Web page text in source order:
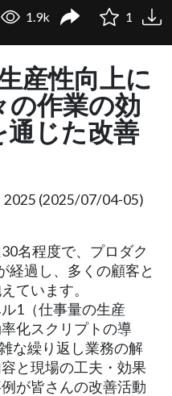
1.9k 1
産性向上に
の作業の効
通じた改善
(2025/07/04-05)
名程度で、プロダク
経過し、多くの顧客と
ています。
1（仕事量の生産
化スクリプトの導
な繰り返し業務の解
と現場の工夫・効果
が皆さんの改善活動